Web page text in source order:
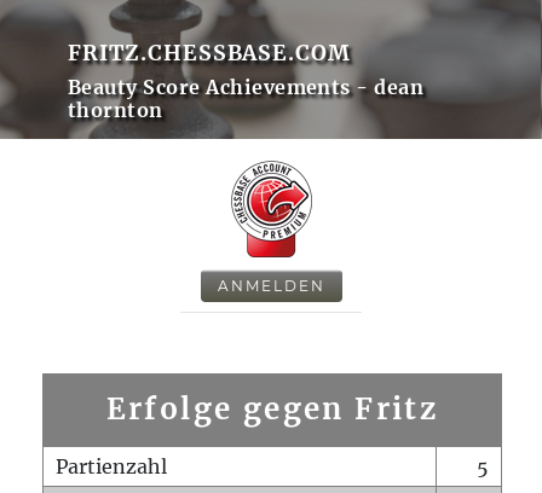
FRITZ.CHESSBASE.COM
Beauty Score Achievements - dean
thornton
ANMELDEN
Erfolge gegen Fritz
Partienzahl
5